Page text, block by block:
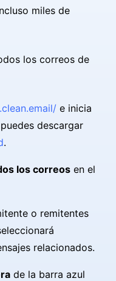
miles de
los correos de
e inicia
descargar
.
los correos en el
o remitentes
relacionados.
de la barra azul